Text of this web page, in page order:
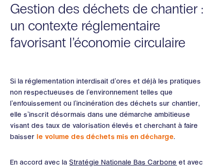
Gestion des déchets de chantier :
un contexte réglementaire
favorisant l’économie circulaire
Si la réglementation interdisait d’ores et déjà les pratiques
non respectueuses de l’environnement telles que
l’enfouissement ou l’incinération des déchets sur chantier,
elle s’inscrit désormais dans une démarche ambitieuse
visant des taux de valorisation élevés et cherchant à faire
baisserle volume des déchets mis en décharge.
En accord avec laStratégie Nationale Bas Carbone et avec